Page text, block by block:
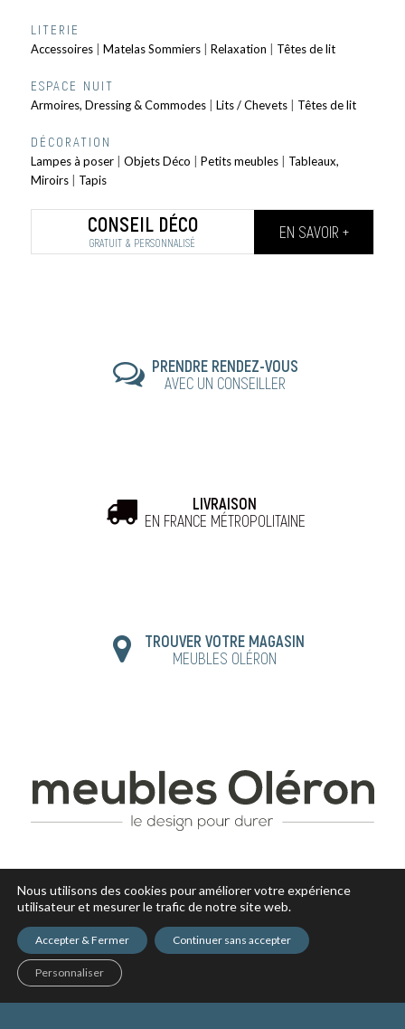
LITERIE
Accessoires| Matelas Sommiers| Relaxation Têtes de lit
ESPACE NUIT
Armoires, Dressing & Commodes| Lits / Chevets| Têtes de lit
DÉCORATION
Lampes à poser| Objets Déco Petits meubles| Tableaux,
Miroirs| Tapis
CONSEIL DÉCO
GRATUIT & PERSONNALISÉ
EN SAVOIR +
PRENDRE RENDEZ-VOUS
AVEC UN CONSEILLER
LIVRAISON
EN FRANCE MÉTROPOLITAINE
TROUVER VOTRE MAGASIN
MEUBLES OLÉRON
NOS PRODUITS
NOS MAGASINS
Nous utilisons des cookies pour améliorer votre expérience
utilisateur et mesurer le trafic de notre site web.
Accepter & Fermer Continuer sans accepter
Personnaliser